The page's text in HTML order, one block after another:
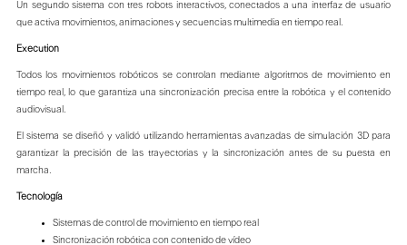
Un segundo sistema con tres robots interactivos, conectados a una interfaz de usuario
que activa movimientos, animaciones y secuencias multimedia en tiempo real.
Execution
Todos los movimientos robóticos se controlan mediante algoritmos de movimiento en
tiempo real, lo que garantiza una sincronización precisa entre la robótica y el contenido
audiovisual.
El sistema se diseñó y validó utilizando herramientas avanzadas de simulación 3D para
garantizar la precisión de las trayectorias y la sincronización antes de su puesta en
marcha.
Tecnología
Sistemas de control de movimiento en tiempo real
Sincronización robótica con contenido de vídeo